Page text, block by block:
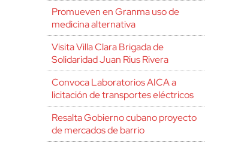
Promueven en Granma uso de
medicina alternativa
Visita Villa Clara Brigada de
Solidaridad Juan Rius Rivera
Convoca Laboratorios AICA a
licitación de transportes eléctricos
Resalta Gobierno cubano proyecto
de mercados de barrio